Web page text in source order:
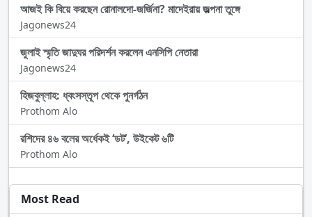
আজই কি বিয়ে করছেন রোনালদো-জর্জিনা? মাদেইরায় জল্পনা তুঙ্গে
Jagonews24
জুলাই স্মৃতি জাদুঘর পরিদর্শন করলেন এনসিপি নেতারা
Jagonews24
হিজবুল্লাহ: ধ্বংসস্তূপ থেকে পুনর্গঠন
Prothom Alo
রশিদের ৪৬ বলের অর্ধেকই ‘ডট’, উইকেট ৬টি
Prothom Alo
Most Read